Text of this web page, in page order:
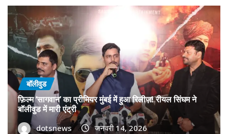
बॉलीवुड
फ़िल्म ‘सागवान’ का प्रीमियर मुंबई में हुआ रिलीज़! रीयल सिंघम ने
बॉलीवुड में मारी एंट्री
dotsnews जनवरी 14, 2026